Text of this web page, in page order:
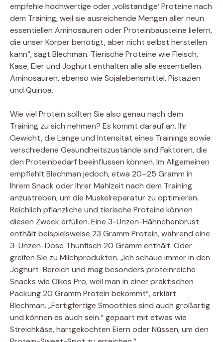
empfehle hochwertige oder ‚vollständige‘ Proteine ​​nach
dem Training, weil sie ausreichende Mengen aller neun
essentiellen Aminosäuren oder Proteinbausteine ​​liefern,
die unser Körper benötigt, aber nicht selbst herstellen
kann“, sagt Blechman. Tierische Proteine ​​wie Fleisch,
Käse, Eier und Joghurt enthalten alle alle essentiellen
Aminosäuren, ebenso wie Sojalebensmittel, Pistazien
und Quinoa.
Wie viel Protein sollten Sie also genau nach dem
Training zu sich nehmen? Es kommt darauf an. Ihr
Gewicht, die Länge und Intensität eines Trainings sowie
verschiedene Gesundheitszustände sind Faktoren, die
den Proteinbedarf beeinflussen können. Im Allgemeinen
empfiehlt Blechman jedoch, etwa 20–25 Gramm in
Ihrem Snack oder Ihrer Mahlzeit nach dem Training
anzustreben, um die Muskelreparatur zu optimieren.
Reichlich pflanzliche und tierische Proteine ​​können
diesen Zweck erfüllen. Eine 3-Unzen-Hähnchenbrust
enthält beispielsweise 23 Gramm Protein, während eine
3-Unzen-Dose Thunfisch 20 Gramm enthält. Oder
greifen Sie zu Milchprodukten. „Ich schaue immer in den
Joghurt-Bereich und mag besonders proteinreiche
Snacks wie Oikos Pro, weil man in einer praktischen
Packung 20 Gramm Protein bekommt“, erklärt
Blechman. „Fertigfertige Smoothies sind auch großartig
und können es auch sein.“ gepaart mit etwas wie
Streichkäse, hartgekochten Eiern oder Nüssen, um den